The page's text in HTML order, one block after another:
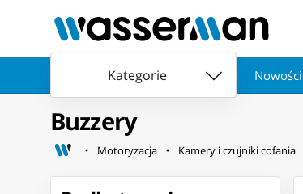
Kategorie Nowości
Buzzery
Motoryzacja Kamery i czujniki cofania